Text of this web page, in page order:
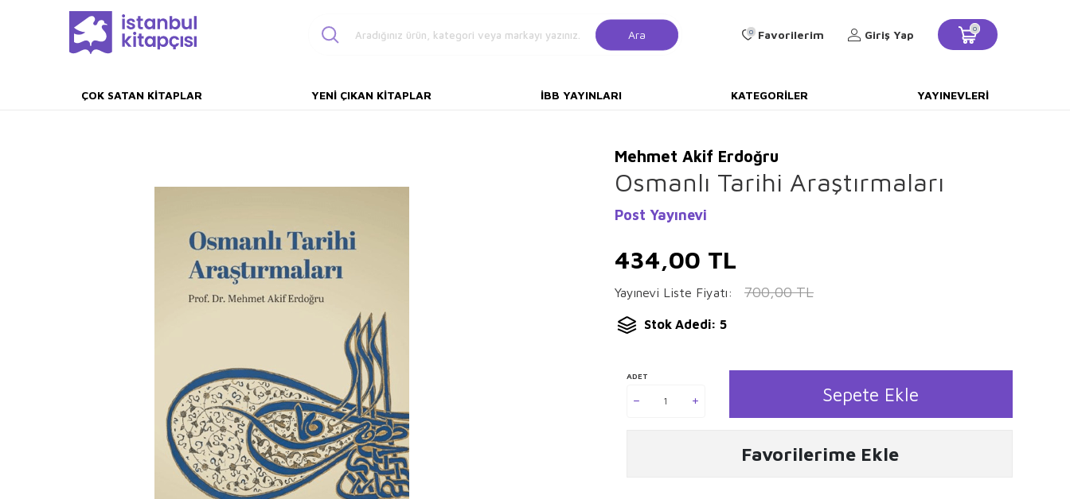
Ara 0 Favorilerim Giriş Yap 0
ÇOK SATAN KITAPLAR YENI ÇIKAN KITAPLAR İBB YAYINLARI KATEGORILER YAYINEVLERI
Mehmet Akif Erdoğru
Osmanlı Tarihi Araştırmaları
Post Yayınevi
434,00 TL
Yayınevi Liste Fiyatı: 700,00TL
Stok Adedi: 5
ADET
Sepete Ekle
Favorilerime Ekle